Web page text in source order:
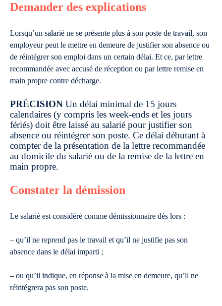
Demander des explications
Lorsqu’un salarié ne se présente plus à son poste de travail, son
employeur peut le mettre en demeure de justifier son absence ou
de réintégrer son emploi dans un certain délai. Et ce, par lettre
recommandée avec accusé de réception ou par lettre remise en
main propre contre décharge.
PRÉCISION Un délai minimal de 15 jours
calendaires (y compris les week-ends et les jours
fériés) doit être laissé au salarié pour justifier son
absence ou réintégrer son poste. Ce délai débutant à
compter de la présentation de la lettre recommandée
au domicile du salarié ou de la remise de la lettre en
main propre.
Constater la démission
Le salarié est considéré comme démissionnaire dès lors :
– qu’il ne reprend pas le travail et qu’il ne justifie pas son
absence dans le délai imparti ;
– ou qu’il indique, en réponse à la mise en demeure, qu’il ne
réintégrera pas son poste.